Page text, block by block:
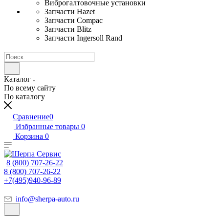
Виброгалтовочные установки
Запчасти Hazet
Запчасти Compac
Запчасти Blitz
Запчасти Ingersoll Rand
Каталог
По всему сайту
По каталогу
Сравнение0
Избранные товары 0
Корзина 0
8 (800) 707-26-22
8 (800) 707-26-22
+7(495)940-96-89
info@sherpa-auto.ru